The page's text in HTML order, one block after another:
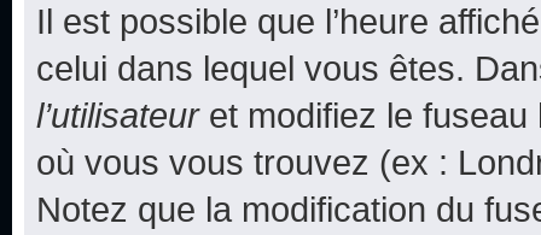
Il est possible que l’heure
celui dans lequel vous êtes.
l’utilisateuret modifiez le fuseau
où vous vous trouvez (ex :
Notez que la modification du